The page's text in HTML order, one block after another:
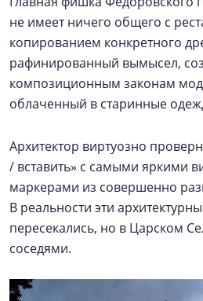
не имеет ничего общего с
копированием конкретного
рафинированный вымысел,
композиционным законам
облаченный в старинные
Архитектор виртуозно
/ вставить» с самыми яркими
маркерами из совершенно
В реальности эти
пересекались, но в Царском
соседями.